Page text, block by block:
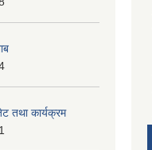
तथा कार्यक्रम